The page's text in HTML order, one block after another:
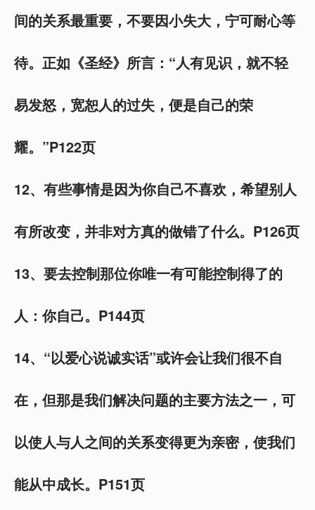
间的关系最重要，不要因小失大，宁可耐心等
待。正如《圣经》所言：“人有见识，就不轻
易发怒，宽恕人的过失，便是自己的荣
耀。”P122页
12、有些事情是因为你自己不喜欢，希望别人
有所改变，并非对方真的做错了什么。P126页
13、要去控制那位你唯一有可能控制得了的
人：你自己。P144页
14、“以爱心说诚实话”或许会让我们很不自
在，但那是我们解决问题的主要方法之一，可
以使人与人之间的关系变得更为亲密，使我们
能从中成长。P151页